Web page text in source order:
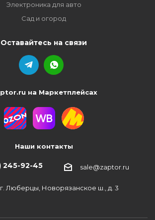
Электроника для авто
Сад и огород
Оставайтесь на связи
на Маркетплейсах
Наши контакты
245-92-45 sale@zaptor.ru
Люберцы, Новорязанское ш., д. 3